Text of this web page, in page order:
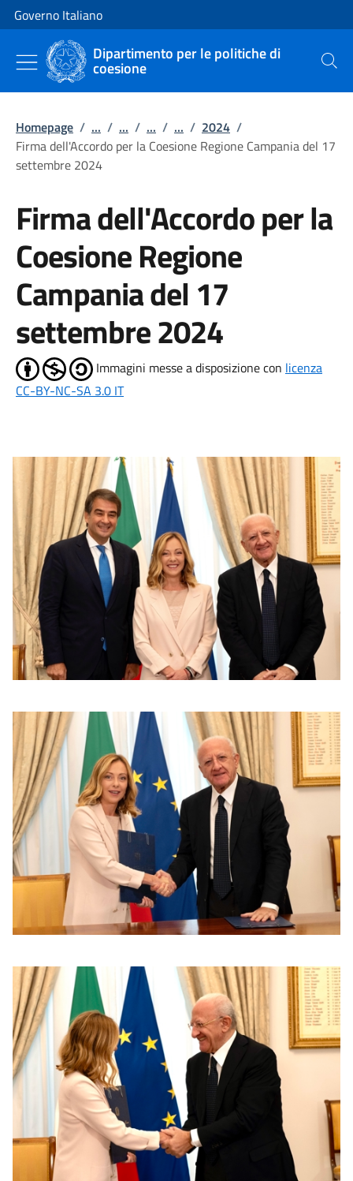
Vai al contenuto
Vai alla navigazione del sito
Governo Italiano
Dipartimento per le politiche di
coesione Cerca
Homepage / ... / ... / ... / ... / 2024 /
Firma dell'Accordo per la Coesione Regione Campania del 17
settembre 2024
Firma dell'Accordo per la
Coesione Regione
Campania del 17
settembre 2024
Immagini messe a disposizione con licenza
CC-BY-NC-SA 3.0 IT